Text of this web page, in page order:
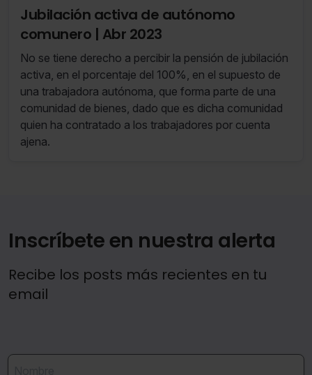
previamente anunciada.
Jubilación activa de autónomo
comunero | Abr 2023
No se tiene derecho a percibir la pensión de jubilación
activa, en el porcentaje del 100%, en el supuesto de
una trabajadora autónoma, que forma parte de una
comunidad de bienes, dado que es dicha comunidad
quien ha contratado a los trabajadores por cuenta
ajena.
Inscríbete en nuestra alerta
Recibe los posts más recientes en tu
email